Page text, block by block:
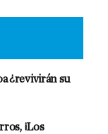
¿revivirán su
¡Los